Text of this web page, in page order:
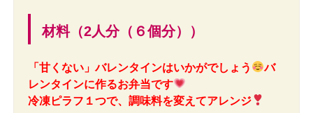
材料（2人分（６個分））
「甘くない」バレンタインはいかがでしょう
バ
レンタインに作るお弁当です
冷凍ピラフ１つで、調味料を変えてアレンジ